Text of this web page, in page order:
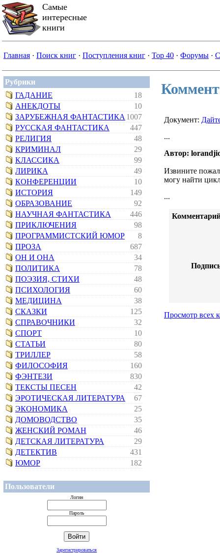
Самые
интересные
книги
Главная · Поиск книг · Поступления книг · Top 40 · Форумы ·
Рубрики
ГАДАНИЕ
18
АНЕКДОТЫ
10
ЗАРУБЕЖНАЯ ФАНТАСТИКА 1007
РУССКАЯ ФАНТАСТИКА
447
РЕЛИГИЯ
48
КРИМИНАЛ
29
КЛАССИКА
99
ЛИРИКА
49
КОНФЕРЕНЦИИ
10
ИСТОРИЯ
149
ОБРАЗОВАНИЕ
92
НАУЧНАЯ ФАНТАСТИКА
446
ПРИКЛЮЧЕНИЯ
98
ПРОГРАММИСТСКИЙ ЮМОР
8
ПРОЗА
687
ОН И ОНА
34
ПОЛИТИКА
78
ПОЭЗИЯ, СТИХИ
48
ПСИХОЛОГИЯ
60
МЕДИЦИНА
38
СКАЗКИ
125
СПРАВОЧНИКИ
32
СПОРТ
10
СТАТЬИ
80
ТРИЛЛЕР
58
ФИЛОСОФИЯ
160
ФЭНТЕЗИ
830
ТЕКСТЫ ПЕСЕН
42
ЭРОТИЧЕСКАЯ ЛИТЕРАТУРА
67
ЭКОНОМИКА
25
ДОМОВОДСТВО
35
ЖЕНСКИЙ РОМАН
46
ДЕТСКАЯ ЛИТЕРАТУРА
29
ДЕТЕКТИВ
431
ЮМОР
182
Пользователи
Логин
Пароль
Зарегистрироваться
Документ:
...
Автор:
Извините
могу найти
...
Просмотр всех